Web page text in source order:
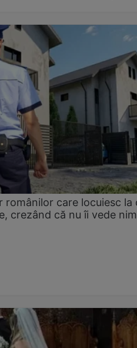
care locuiesc la
crezând că nu îi vede